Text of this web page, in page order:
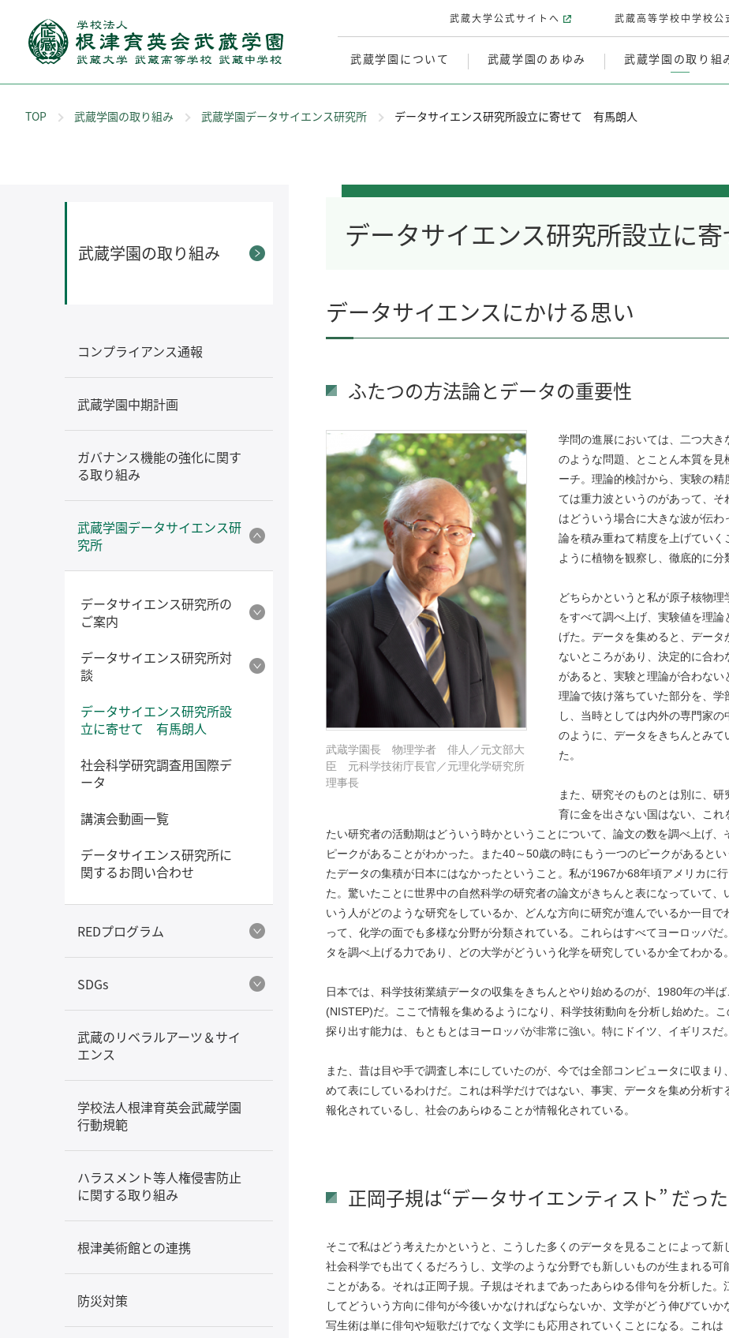
武蔵学園について 武蔵学園のあゆみ 武蔵学園の取り組
武蔵大学公式サイトへ 武蔵高等学校中学校公
TOP 武蔵学園の取り組み 武蔵学園データサイエンス研究所 データサイエンス研究所設立に寄せて 有馬朗人
データサイエンス研究所設立に
データサイエンスにかける思い
ふたつの方法論とデータの重要性
武蔵学園長 物理学者 俳人／元文部大
臣 元科学技術庁長官／元理化学研究所
理事長
学問の進展においては、二つ大
のような問題、とことん本質を
ーチ。理論的検討から、実験の
ては重力波というのがあって、
はどういう場合に大きな波が伝
論を積み重ねて精度を上げてい
ように植物を観察し、徹底的に分
どちらかというと私が原子核物
をすべて調べ上げ、実験値を理
げた。データを集めると、デー
ないところがあり、決定的に合
があると、実験と理論が合わな
理論で抜け落ちていた部分を、
し、当時としては内外の専門家
のように、データをきちんとみ
た。
また、研究そのものとは別に、
育に金を出さない国はない、こ
たい研究者の活動期はどういう時かということについて、論文の数を調べ上げ
ピークがあることがわかった。また40～50歳の時にもう一つのピークがあると
たデータの集積が日本にはなかったということ。私が1967か68年頃アメリカに
た。驚いたことに世界中の自然科学の研究者の論文がきちんと表になっていて
いう人がどのような研究をしているか、どんな方向に研究が進んでいるか一目
って、化学の面でも多様な分野が分類されている。これらはすべてヨーロッパ
タを調べ上げる力であり、どの大学がどういう化学を研究しているか全てわかる。
日本では、科学技術業績データの収集をきちんとやり始めるのが、1980年の半
(NISTEP)だ。ここで情報を集めるようになり、科学技術動向を分析し始めた。
探り出す能力は、もともとはヨーロッパが非常に強い。特にドイツ、イギリスだ。
また、昔は目や手で調査し本にしていたのが、今では全部コンピュータに収ま
めて表にしているわけだ。これは科学だけではない、事実、データを集め分析
報化されているし、社会のあらゆることが情報化されている。
正岡子規は“データサイエンティスト” だった
そこで私はどう考えたかというと、こうした多くのデータを見ることによって新
社会科学でも出てくるだろうし、文学のような分野でも新しいものが生まれる
ことがある。それは正岡子規。子規はそれまであったあらゆる俳句を分析した
してどういう方向に俳句が今後いかなければならないか、文学がどう伸びていか
写生術は単に俳句や短歌だけでなく文学にも応用されていくことになる。これ
武蔵学園の取り組み
コンプライアンス通報
武蔵学園中期計画
ガバナンス機能の強化に関す
る取り組み
武蔵学園データサイエンス研
究所
データサイエンス研究所の
ご案内
データサイエンス研究所対
談
データサイエンス研究所設
立に寄せて 有馬朗人
社会科学研究調査用国際デ
ータ
講演会動画一覧
データサイエンス研究所に
関するお問い合わせ
REDプログラム
SDGs
武蔵のリベラルアーツ＆サイ
エンス
学校法人根津育英会武蔵学園
行動規範
ハラスメント等人権侵害防止
に関する取り組み
根津美術館との連携
防災対策